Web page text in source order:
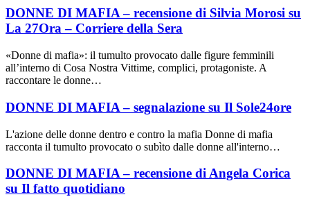
DONNE DI MAFIA – recensione di Silvia Morosi su
La 27Ora – Corriere della Sera
«Donne di mafia»: il tumulto provocato dalle figure femminili
all’interno di Cosa Nostra Vittime, complici, protagoniste. A
raccontare le donne…
DONNE DI MAFIA – segnalazione su Il Sole24ore
L'azione delle donne dentro e contro la mafia Donne di mafia
racconta il tumulto provocato o subìto dalle donne all'interno…
DONNE DI MAFIA – recensione di Angela Corica
su Il fatto quotidiano